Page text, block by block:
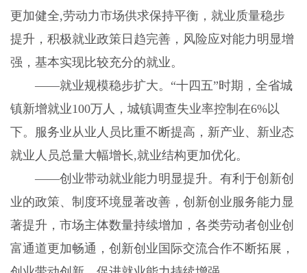
更加健全,劳动力市场供求保持平衡，就业质量稳步
提升，积极就业政策日趋完善，风险应对能力明显增
强，基本实现比较充分的就业。
——就业规模稳步扩大。“十四五”时期，全省城
镇新增就业100万人，城镇调查失业率控制在6%以
下。服务业从业人员比重不断提高，新产业、新业态
就业人员总量大幅增长,就业结构更加优化。
——创业带动就业能力明显提升。有利于创新创
业的政策、制度环境显著改善，创新创业服务能力显
著提升，市场主体数量持续增加，各类劳动者创业创
富通道更加畅通，创新创业国际交流合作不断拓展，